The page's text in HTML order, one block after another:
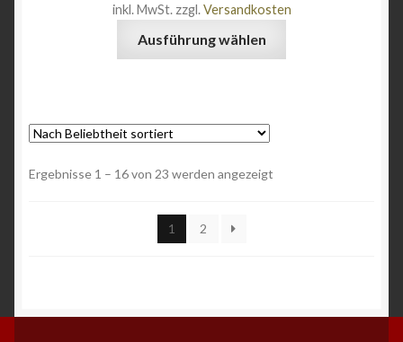
können
inkl. MwSt. zzgl.Versandkosten
Ausführung wählen
werden
Ergebnisse 1 – 16 von 23 werden angezeigt
1
2